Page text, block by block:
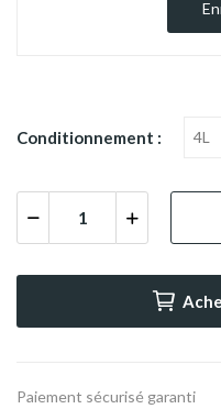
Conditionnement :
Paiement sécurisé garanti